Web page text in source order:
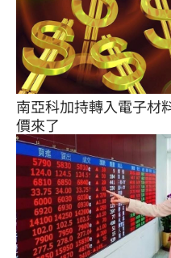
南亞科加持轉入電子材
價來了